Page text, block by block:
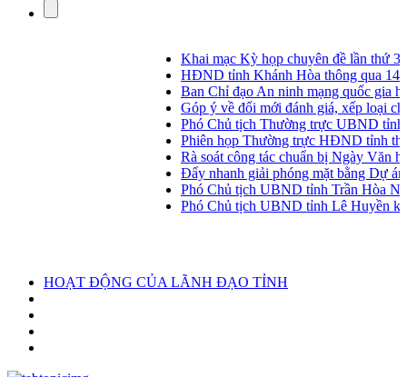
Khai mạc Kỳ họp chuyên đề lần thứ 3,
HĐND tỉnh Khánh Hòa thông qua 14
Ban Chỉ đạo An ninh mạng quốc gia
Góp ý về đổi mới đánh giá, xếp loại chất
Phó Chủ tịch Thường trực UBND tỉnh
Phiên họp Thường trực HĐND tỉnh
Rà soát công tác chuẩn bị Ngày Văn
Đẩy nhanh giải phóng mặt bằng Dự án
Phó Chủ tịch UBND tỉnh Trần Hòa
Phó Chủ tịch UBND tỉnh Lê Huyền
HOẠT ĐỘNG CỦA LÃNH ĐẠO TỈNH